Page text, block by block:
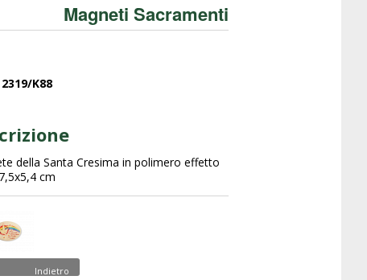
Magneti Sacramenti
2319/K88
della Santa Cresima in polimero effetto
cm
Indietro